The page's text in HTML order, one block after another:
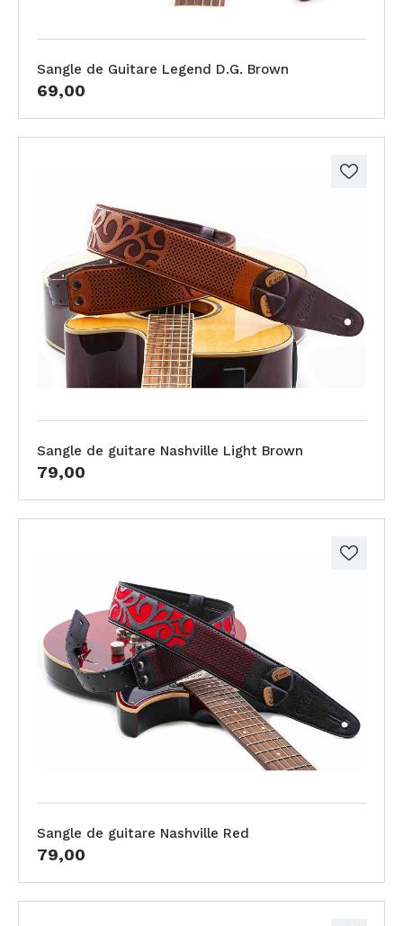
Sangle de Guitare Legend D.G. Brown
69,00
Sangle de guitare Nashville Light Brown
79,00
Sangle de guitare Nashville Red
79,00